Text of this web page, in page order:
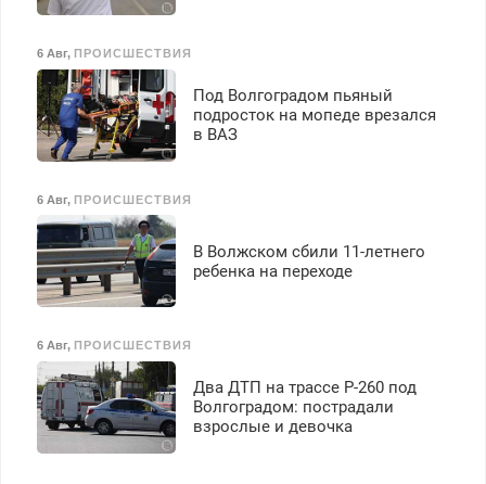
6 Авг, ПРОИСШЕСТВИЯ
Под Волгоградом пьяный
подросток на мопеде врезался
в ВАЗ
6 Авг, ПРОИСШЕСТВИЯ
В Волжском сбили 11-летнего
ребенка на переходе
6 Авг, ПРОИСШЕСТВИЯ
Два ДТП на трассе Р-260 под
Волгоградом: пострадали
взрослые и девочка